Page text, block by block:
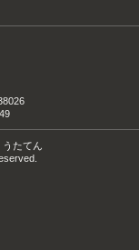
たてん